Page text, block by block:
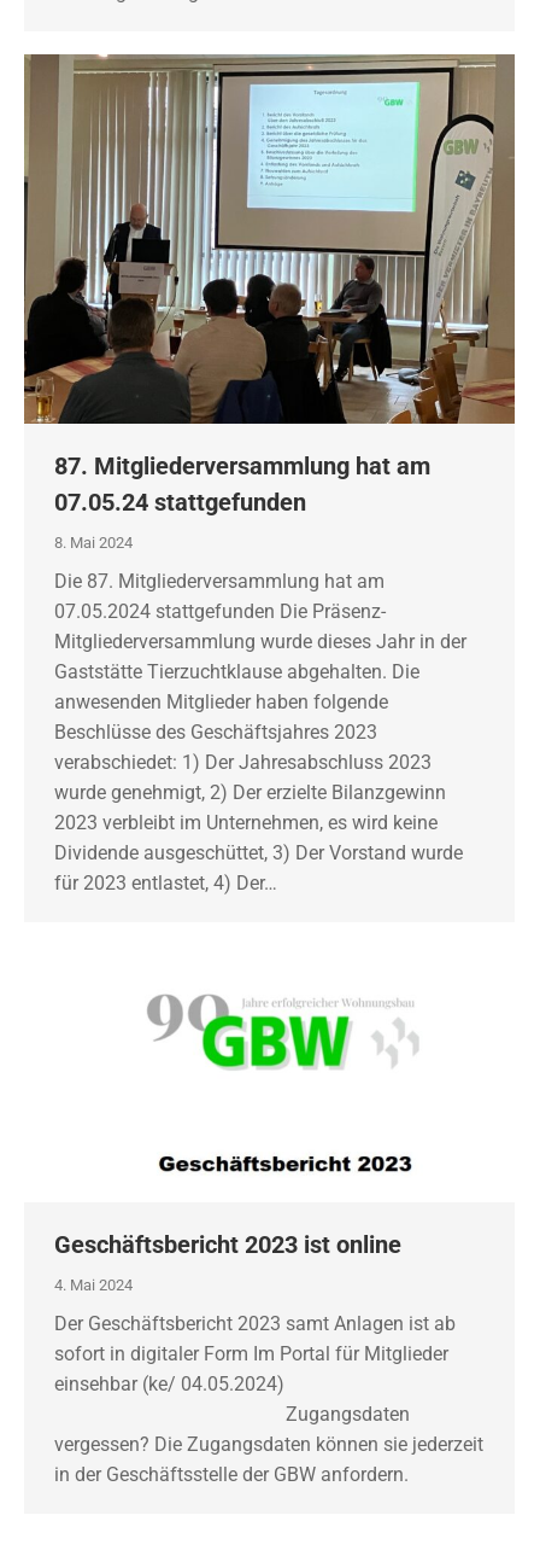
87. Mitgliederversammlung hat am
07.05.24 stattgefunden
8. Mai 2024
Die 87. Mitgliederversammlung hat am
07.05.2024 stattgefunden Die Präsenz-
Mitgliederversammlung wurde dieses Jahr in der
Gaststätte Tierzuchtklause abgehalten. Die
anwesenden Mitglieder haben folgende
Beschlüsse des Geschäftsjahres 2023
verabschiedet: 1) Der Jahresabschluss 2023
wurde genehmigt, 2) Der erzielte Bilanzgewinn
2023 verbleibt im Unternehmen, es wird keine
Dividende ausgeschüttet, 3) Der Vorstand wurde
für 2023 entlastet, 4) Der…
Geschäftsbericht 2023 ist online
4. Mai 2024
Der Geschäftsbericht 2023 samt Anlagen ist ab
sofort in digitaler Form Im Portal für Mitglieder
einsehbar (ke/ 04.05.2024)
Zugangsdaten
vergessen? Die Zugangsdaten können sie jederzeit
in der Geschäftsstelle der GBW anfordern.